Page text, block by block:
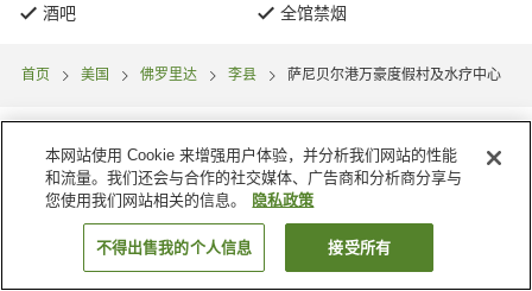
酒吧
全馆禁烟
首页 美国 佛罗里达 李县 萨尼贝尔港万豪度假村及水疗中心
搜索客房
本网站使用 Cookie 来增强用户体验，并分析我们网站的性能
和流量。我们还会与合作的社交媒体、广告商和分析商分享与
您使用我们网站相关的信息。
隐私政策
不得出售我的个人信息 接受所有